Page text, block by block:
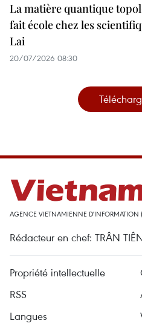
La matière quantique
fait école chez les
Lai
20/07/2026 08:30
AGENCE VIETNAMIENNE D'INFORMATION
Rédacteur en chef: TRÂN
Propriété intellectuelle
RSS
Langues